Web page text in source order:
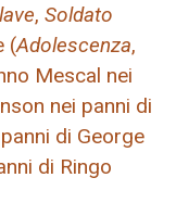
, Soldato
(Adolescenza,
Mescal nei
nei panni di
di George
di Ringo